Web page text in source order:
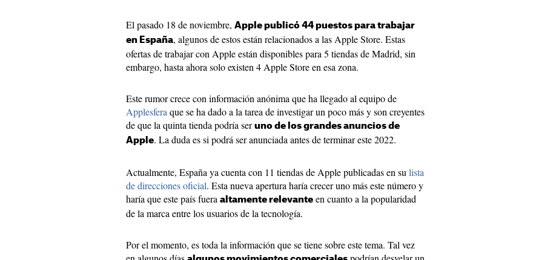
El pasado 18 de noviembre, Apple publicó 44 puestos para trabajar
en España, algunos de estos están relacionados a las Apple Store. Estas
ofertas de trabajar con Apple están disponibles para 5 tiendas de Madrid, sin
embargo, hasta ahora solo existen 4 Apple Store en esa zona.
Este rumor crece con información anónima que ha llegado al equipo de
Applesfera que se ha dado a la tarea de investigar un poco más y son creyentes
de que la quinta tienda podría ser uno de los grandes anuncios de
Apple. La duda es si podrá ser anunciada antes de terminar este 2022.
Actualmente, España ya cuenta con 11 tiendas de Apple publicadas en su lista
de direcciones oficial. Esta nueva apertura haría crecer uno más este número y
haría que este país fuera altamente relevante en cuanto a la popularidad
de la marca entre los usuarios de la tecnología.
Por el momento, es toda la información que se tiene sobre este tema. Tal vez